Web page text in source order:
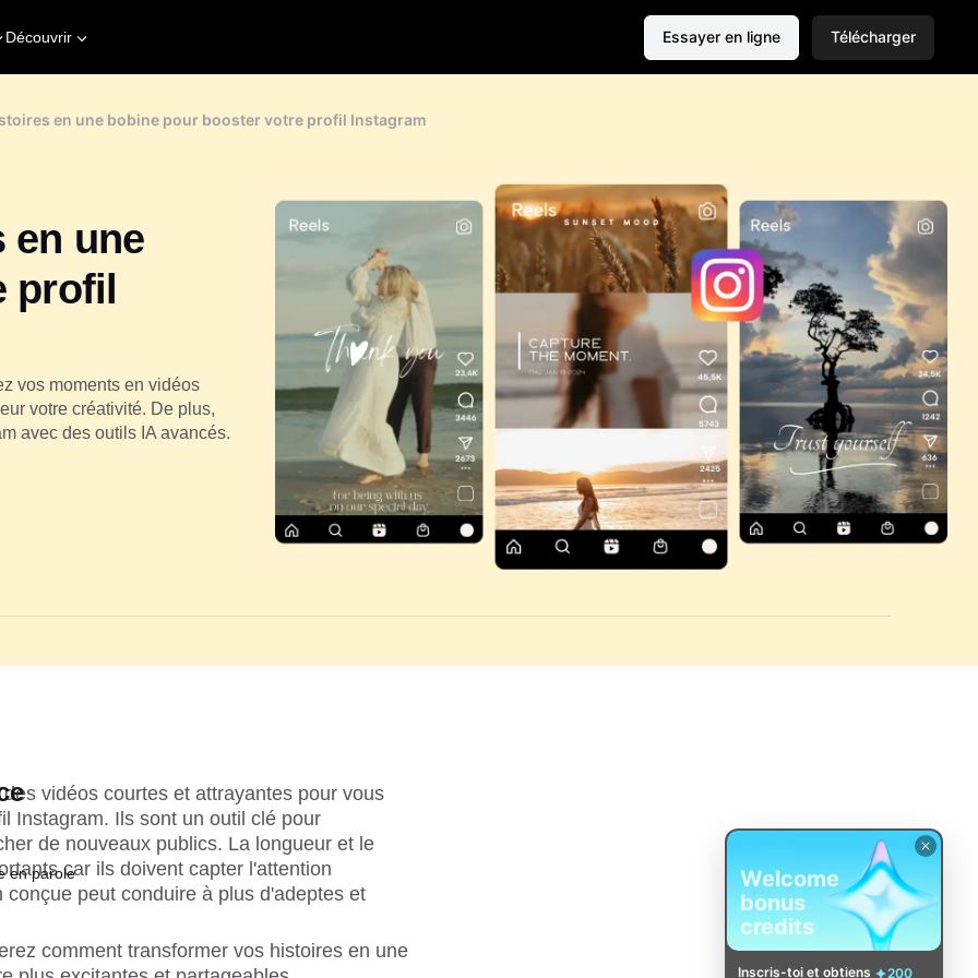
Découvrir Essayer en ligne Télécharger
en une bobine pour booster votre profil Instagram
en une
profil
vos moments en vidéos
votre créativité. De plus,
avec des outils IA avancés.
vidéos courtes et attrayantes pour vous
Instagram. Ils sont un outil clé pour
de nouveaux publics. La longueur et le
car ils doivent capter l'attention
peut conduire à plus d'adeptes et
comment transformer vos histoires en une
en parole
Welcome
bonus
credits
Inscris-toi et obtiens 200